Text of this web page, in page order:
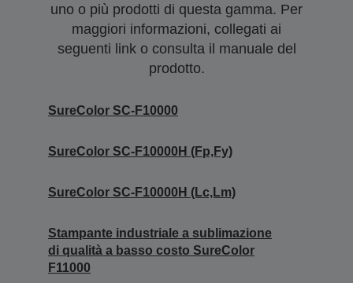
uno o più prodotti di questa gamma. Per
maggiori informazioni, collegati ai
seguenti link o consulta il manuale del
prodotto.
SureColor SC-F10000
SureColor SC-F10000H (Fp,Fy)
SureColor SC-F10000H (Lc,Lm)
Stampante industriale a sublimazione
di qualità a basso costo SureColor
F11000